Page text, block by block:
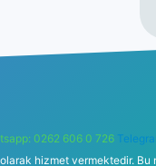
0262 606 0 726
hizmet vermektedir.